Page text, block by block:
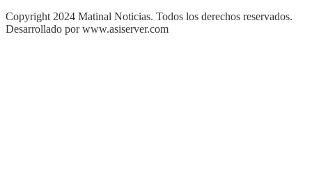
Copyright 2024 Matinal Noticias. Todos los derechos reservados.
Desarrollado por www.asiserver.com